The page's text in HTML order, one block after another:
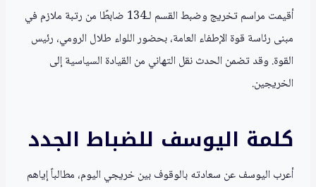
أقيمت مراسم تخريج وضبط القسم لـ134 ضابطًا من رتبة ملازم في
مبنى رئاسة قوة الإطفاء العامة، بحضور اللواء طلال الرومي، رئيس
القوة. وقد تضمن الحدث نقل التهاني من القيادة السياسية إلى
الخريجين.
كلمة اليوسف للضباط الجدد
أعرب اليوسف عن سعادته بالوقوف بين خريجي اليوم، مطالباً إياهم